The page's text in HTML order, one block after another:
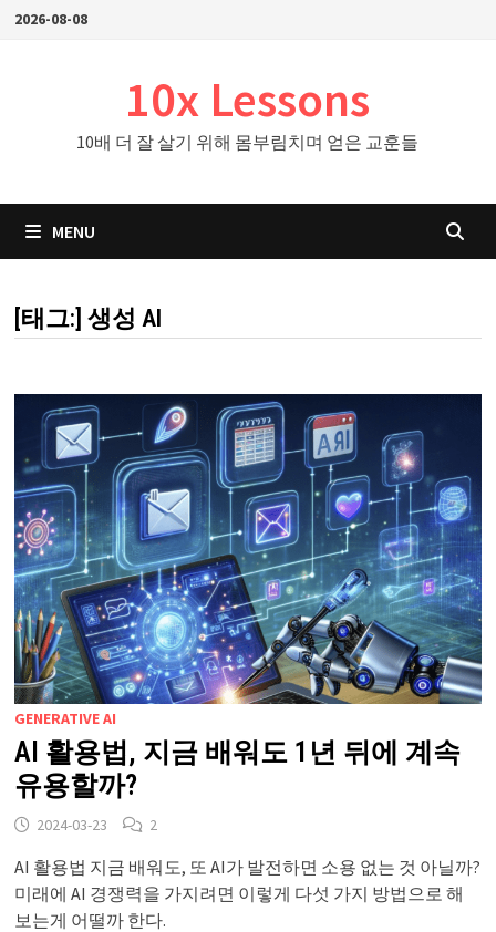
Skip2026-08-08
10x Lessons
10배 더 잘 살기 위해 몸부림치며 얻은 교훈들
MENU
[태그:]생성 AI
GENERATIVE AI
AI 활용법, 지금 배워도 1년 뒤에 계속
유용할까?
2024-03-23 2
AI 활용법 지금 배워도, 또 AI가 발전하면 소용 없는 것 아닐까?
미래에 AI 경쟁력을 가지려면 이렇게 다섯 가지 방법으로 해
보는게 어떨까 한다.